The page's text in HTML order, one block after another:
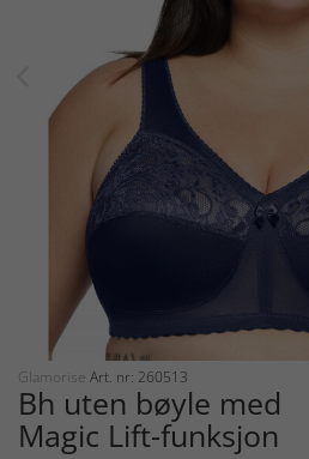
Glamorise Art. nr: 260513
Bh uten bøyle med
Magic Lift-funksjon